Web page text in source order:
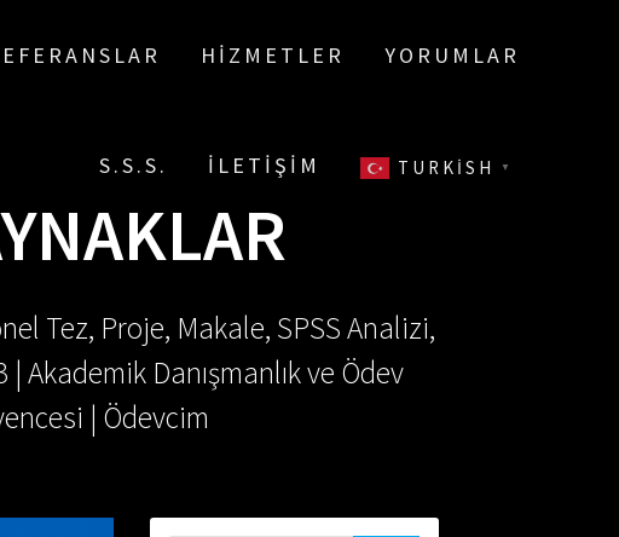
HIZMETLER YORUMLAR
S.S.S. İLETIŞIM TURKISH ▼
Tez, Proje, Makale, SPSS Analizi,
| Akademik Danışmanlık ve Ödev
| Ödevcim